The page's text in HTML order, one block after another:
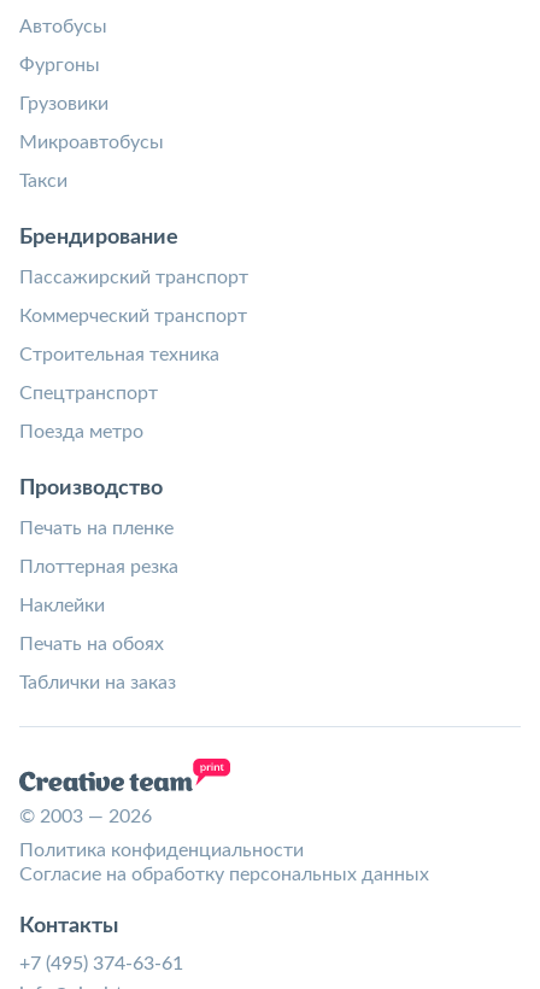
Автобусы
Фургоны
Грузовики
Микроавтобусы
Такси
Брендирование
Пассажирский транспорт
Коммерческий транспорт
Строительная техника
Спецтранспорт
Поезда метро
Производство
Печать на пленке
Плоттерная резка
Наклейки
Печать на обоях
Таблички на заказ
© 2003 — 2026
Политика конфиденциальности
Согласие на обработку персональных данных
Контакты
+7 (495) 374-63-61